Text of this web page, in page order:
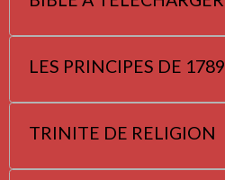
LES PRINCIPES DE 1789
TRINITE DE RELIGION